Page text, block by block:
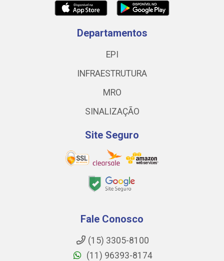
Departamentos
EPI
INFRAESTRUTURA
MRO
SINALIZAÇÃO
Site Seguro
Fale Conosco
(15) 3305-8100
(11) 96393-8174